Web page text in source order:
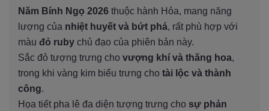
Năm Bính Ngọ 2026 thuộc hành Hỏa, mang năng
lượng của nhiệt huyết và bứt phá, rất phù hợp với
màu đỏ ruby chủ đạo của phiên bản này.
Sắc đỏ tượng trưng cho vượng khí và thăng hoa,
trong khi vàng kim biểu trưng cho tài lộc và thành
công.
Họa tiết pha lê đa diện tượng trưng cho sự phản